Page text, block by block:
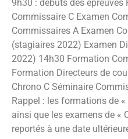
9h30 : débuts des
Commissaire C Examen
Commissaires A Examen
(stagiaires 2022) Examen
2022) 14h30 Formation
Formation Directeurs de
Chrono C Séminaire
Rappel : les formations de
ainsi que les examens de «
reportés à une date